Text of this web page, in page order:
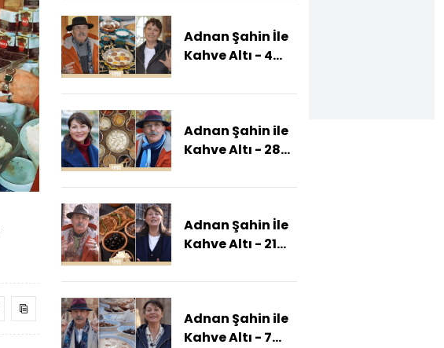
Mutfağında)
Adnan Şahin İle
Kahve Altı - 4
(Deniz Ve Adnan
Kütahya'da )
Adnan Şahin ile
Kahve Altı - 28
(Deniz Ve Adnan
Kent
Şanlıurfa'da)
Adnan Şahin İle
Kahve Altı - 21
(Deniz ve Adnan
Tarihiyle
Bursa'da)
Adnan Şahin ile
Kahve Altı - 7